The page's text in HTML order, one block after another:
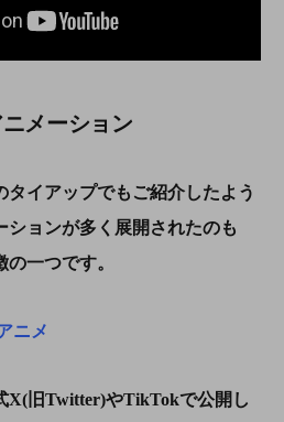
メーション
タイアップでもご紹介したよう
ションが多く展開されたのも
一つです。
ニメ
X(旧Twitter)やTikTokで公開し